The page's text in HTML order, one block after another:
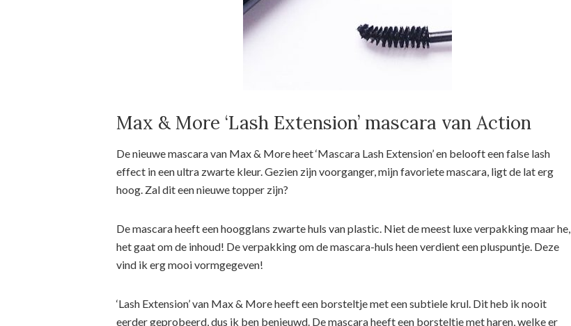
Max & More ‘Lash Extension’ mascara van Action
De nieuwe mascara van Max & More heet ‘Mascara Lash Extension’ en belooft een false lash
effect in een ultra zwarte kleur. Gezien zijn voorganger, mijn favoriete mascara, ligt de lat erg
hoog. Zal dit een nieuwe topper zijn?
De mascara heeft een hoogglans zwarte huls van plastic. Niet de meest luxe verpakking maar he,
het gaat om de inhoud! De verpakking om de mascara-huls heen verdient een pluspuntje. Deze
vind ik erg mooi vormgegeven!
‘Lash Extension’ van Max & More heeft een borsteltje met een subtiele krul. Dit heb ik nooit
eerder geprobeerd, dus ik ben benieuwd. De mascara heeft een borsteltje met haren, welke er